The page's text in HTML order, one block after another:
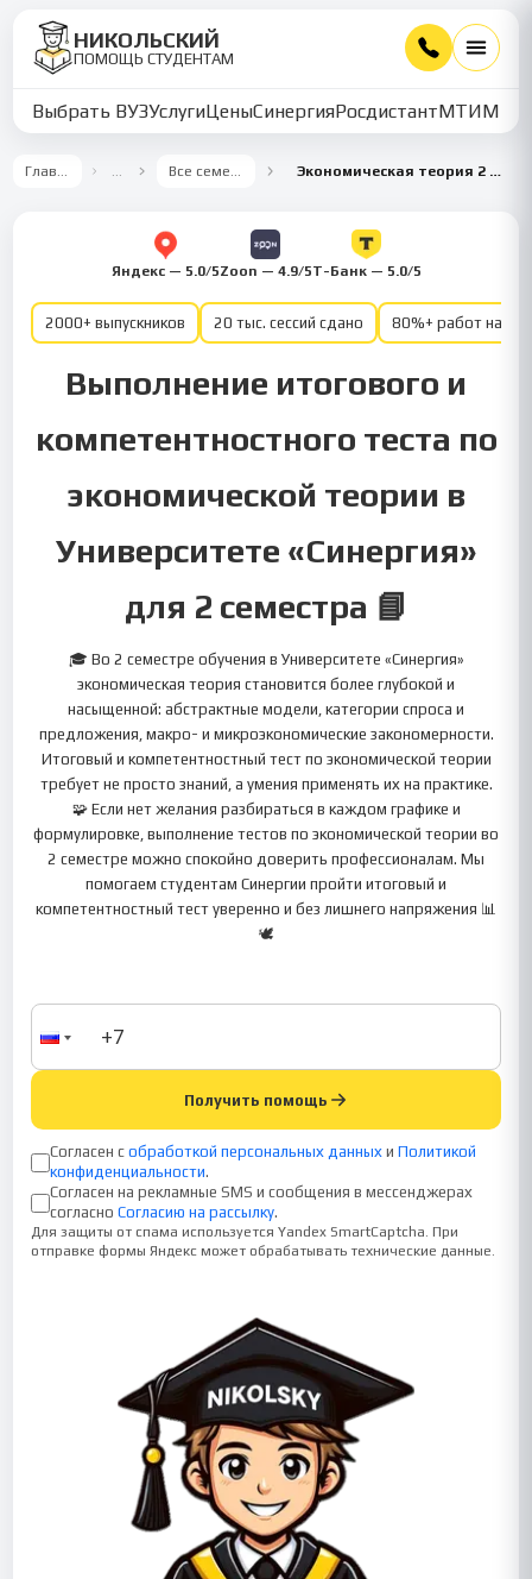
НИКОЛЬСКИЙ
ПОМОЩЬ СТУДЕНТАМ
Выбрать ВУЗУслугиЦеныСинергияРосдистантМТИММУ
Главная … Все семестры Экономическая теория 2 семестр
Яндекс — 5.0/5Zoon — 4.9/5Т-Банк — 5.0/5
2000+ выпускников 20 тыс. сессий сдано 80%+ работ на
Выполнение итогового и
компетентностного теста по
экономической теории в
Университете «Синергия»
для 2 семестра 📘
🎓 Во 2 семестре обучения в Университете «Синергия»
экономическая теория становится более глубокой и
насыщенной: абстрактные модели, категории спроса и
предложения, макро- и микроэкономические закономерности.
Итоговый и компетентностный тест по экономической теории
требует не просто знаний, а умения применять их на практике.
🧩 Если нет желания разбираться в каждом графике и
формулировке, выполнение тестов по экономической теории во
2 семестре можно спокойно доверить профессионалам. Мы
помогаем студентам Синергии пройти итоговый и
компетентностный тест уверенно и без лишнего напряжения 📊
🕊️
Получить помощь
Согласен с обработкой персональных данных и Политикой
конфиденциальности.
Согласен на рекламные SMS и сообщения в мессенджерах
согласно Согласию на рассылку.
Для защиты от спама используется Yandex SmartCaptcha. При
отправке формы Яндекс может обрабатывать технические данные.